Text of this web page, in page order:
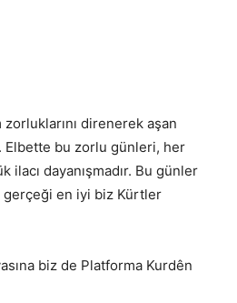
direnerek aşan
Elbette bu zorlu günleri, her
dayanışmadır. Bu günler
gerçeği en iyi biz Kürtler
biz de Platforma Kurdên